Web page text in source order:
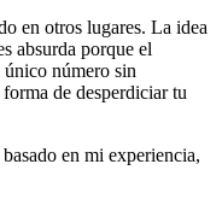
en otros lugares. La idea
absurda porque el
número sin
de desperdiciar tu
en mi experiencia,